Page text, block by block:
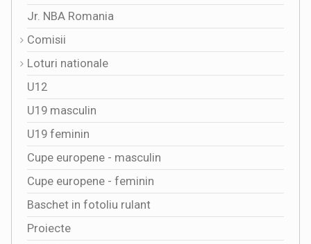
Jr. NBA Romania
Comisii
Loturi nationale
U12
U19 masculin
U19 feminin
Cupe europene - masculin
Cupe europene - feminin
Baschet in fotoliu rulant
Proiecte